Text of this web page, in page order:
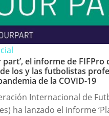
part’, el informe de FIFPro
los y las futbolistas
de la COVID-19
Internacional de
ha lanzado el informe